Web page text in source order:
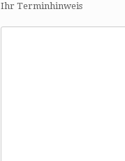
Ihr Terminhinweis